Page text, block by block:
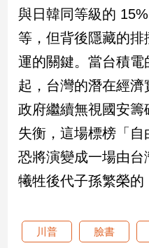
生
活
建
築/
內
設
計
旅
美
與日韓同等級的
等，但背後隱藏的
運的關鍵。當台積
起，台灣的潛在經
政府繼續無視國安
失衡，這場標榜「
恐將演變成一場由
犧牲後代子孫繁榮的
川普 臉書